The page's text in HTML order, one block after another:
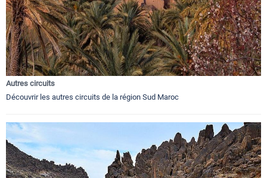
Autres circuits
Découvrir les autres circuits de la région Sud Maroc